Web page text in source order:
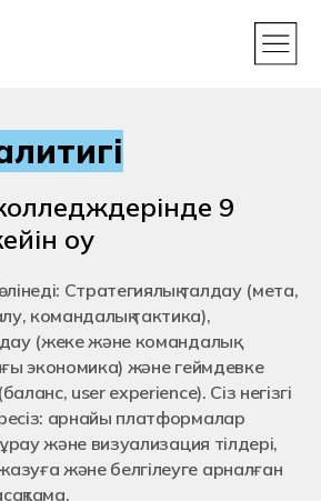
9
оқу
Стратегиялық талдау (мета,
командалық тактика),
(жеке және командалық
экономика) және геймдевке
user experience). Сіз негізгі
арнайы платформалар
және визуализация тілдері,
және белгілеуге арналған